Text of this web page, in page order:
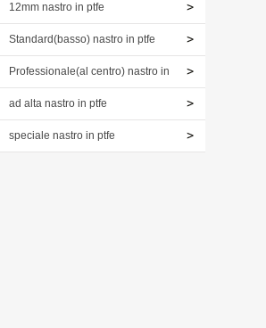
12mm nastro in ptfe
Standard(basso) nastro in ptfe
Professionale(al centro) nastro in
ptfe
ad alta nastro in ptfe
speciale nastro in ptfe